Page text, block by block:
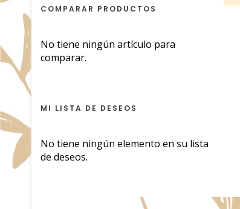
COMPARAR PRODUCTOS
No tiene ningún artículo para
comparar.
MI LISTA DE DESEOS
No tiene ningún elemento en su lista
de deseos.